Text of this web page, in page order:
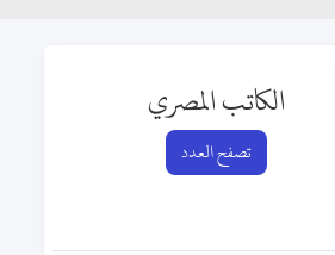
الكاتب المصري
تصفح العدد